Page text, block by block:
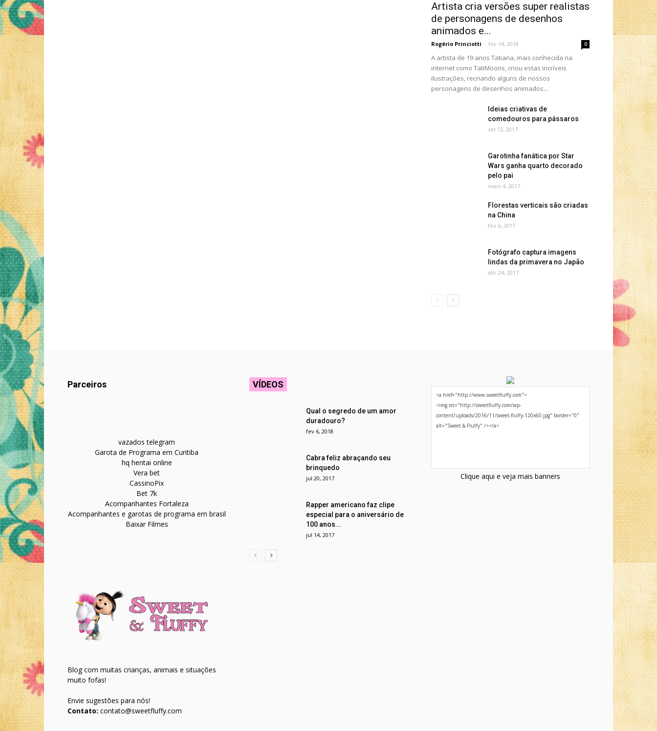
Artista cria versões super realistas
de personagens de desenhos
animados e...
Rogério Princiotti - fev 14, 2018 0
A artista de 19 anos Tatiana, mais conhecida na
internet como TatiMoons, criou estas incríveis
ilustrações, recriando alguns de nossos
personagens de desenhos animados...
Ideias criativas de
comedouros para pássaros
set 12, 2017
Garotinha fanática por Star
Wars ganha quarto decorado
pelo pai
maio 4, 2017
Florestas verticais são criadas
na China
fev 6, 2017
Fotógrafo captura imagens
lindas da primavera no Japão
abr 24, 2017
Parceiros
vazados telegram
Garota de Programa em Curitiba
hq hentai online
Vera bet
CassinoPix
Bet 7k
Acompanhantes Fortaleza
Acompanhantes e garotas de programa em brasil
Baixar Filmes
Blog com muitas crianças, animais e situações
muito fofas!
Envie sugestões para nós!
Contato: contato@sweetfluffy.com
VÍDEOS
Qual o segredo de um amor
duradouro?
fev 6, 2018
Cabra feliz abraçando seu
brinquedo
jul 20, 2017
Rapper americano faz clipe
especial para o aniversário de
100 anos...
jul 14, 2017
Clique aqui e veja mais banners